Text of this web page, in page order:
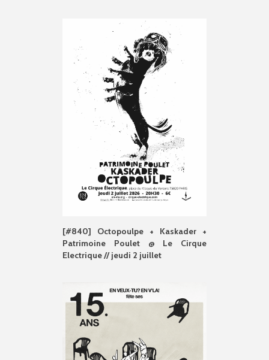
[#840] Octopoulpe + Kaskader +
Patrimoine Poulet @ Le Cirque
Electrique // jeudi 2 juillet